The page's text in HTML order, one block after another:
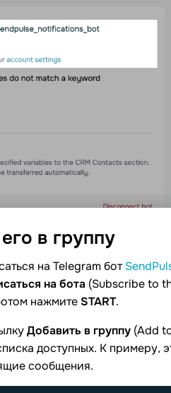
в группу
на Telegram бот
на бота (Subscribe to
нажмите START.
Добавить в группу (Add
доступных. К примеру,
сообщения.